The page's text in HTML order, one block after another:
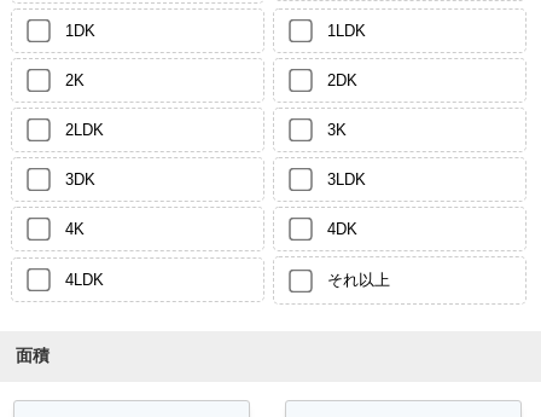
1DK 1LDK
2K 2DK
2LDK 3K
3DK 3LDK
4K 4DK
4LDK それ以上
面積